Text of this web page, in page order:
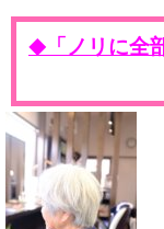
◆
「ノリに